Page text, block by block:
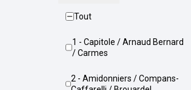
Tout
1 - Capitole / Arnaud Bernard
/ Carmes
2 - Amidonniers / Compans-